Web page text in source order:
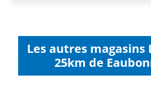
Les autres magasins
25km de